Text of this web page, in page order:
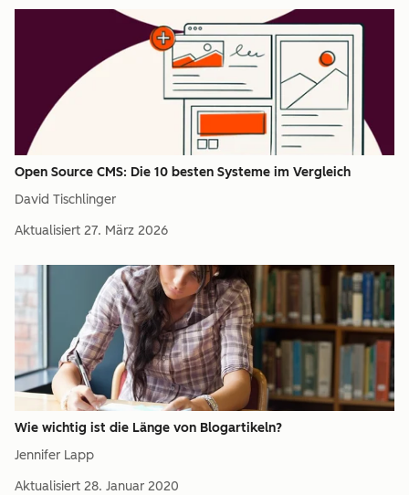
Open Source CMS: Die 10 besten Systeme im Vergleich
David Tischlinger
Aktualisiert 27. März 2026
Wie wichtig ist die Länge von Blogartikeln?
Jennifer Lapp
Aktualisiert 28. Januar 2020